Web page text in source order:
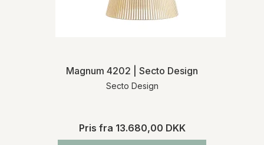
Magnum 4202 | Secto Design
Secto Design
Pris fra 13.680,00 DKK